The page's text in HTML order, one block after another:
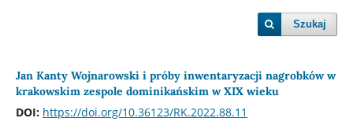
Szukaj
Jan Kanty Wojnarowski i próby inwentaryzacji nagrobków w
krakowskim zespole dominikańskim w XIX wieku
DOI: https://doi.org/10.36123/RK.2022.88.11